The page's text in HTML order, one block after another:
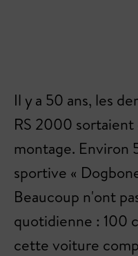
Il y a 50 ans, les
RS 2000 sortaient
montage. Environ
sportive «
Beaucoup n'ont
quotidienne : 100
cette voiture